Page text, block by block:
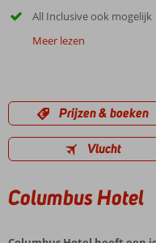
All Inclusive ook mogelijk
Meer lezen
Prijzen & boeken
Vlucht
Columbus Hotel